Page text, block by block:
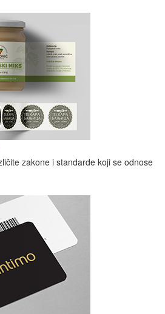
zakone i standarde koji se odnose